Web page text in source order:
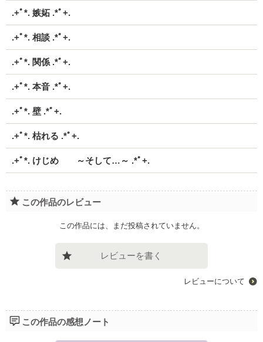
.+ﾟ*. 嫉妬 .*ﾟ+.
.+ﾟ*. 相談 .*ﾟ+.
.+ﾟ*. 関係 .*ﾟ+.
.+ﾟ*. 本音 .*ﾟ+.
.+ﾟ*. 壁 .*ﾟ+.
.+ﾟ*. 枯れる .*ﾟ+.
.+ﾟ*. けじめ ～そして…～ .*ﾟ+.
この作品のレビュー
この作品には、まだ投稿されていません。
レビューを書く
レビューについて
この作品の感想ノート